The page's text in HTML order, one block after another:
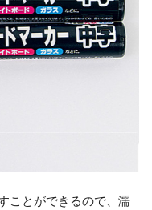
ことができるので、濡